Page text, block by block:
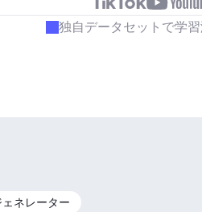
独自データセットで学
ェネレーター